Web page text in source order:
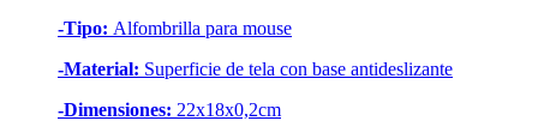
-Tipo: Alfombrilla para mouse
-Material: Superficie de tela con base antideslizante
-Dimensiones: 22x18x0,2cm